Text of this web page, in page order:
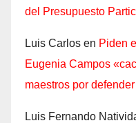
del Presupuesto
Luis Carlos en Piden
Eugenia Campos
maestros por
Luis Fernando